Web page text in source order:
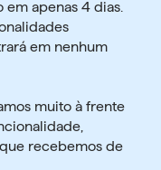
em apenas 4 dias.
em nenhum
muito à frente
recebemos de